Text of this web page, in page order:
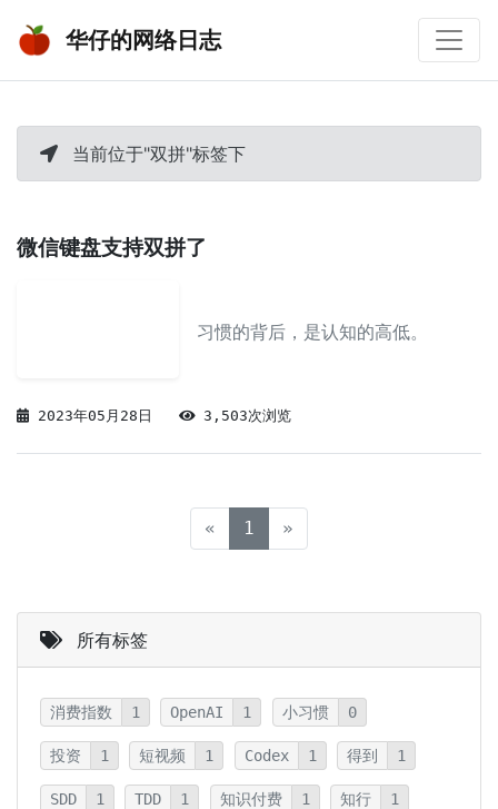
华仔的网络日志
当前位于"双拼"标签下
微信键盘支持双拼了
习惯的背后，是认知的高低。
2023年05月28日 3,503次浏览
« 1 (current)
»
所有标签
消费指数 1 OpenAI 1 小习惯 0
投资 1 短视频 1 Codex 1 得到 1
SDD 1 TDD 1 知识付费 1 知行 1